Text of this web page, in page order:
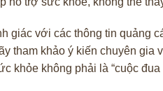
giác với các thông tin quảng
tham khảo ý kiến chuyên
khỏe không phải là “cuộc